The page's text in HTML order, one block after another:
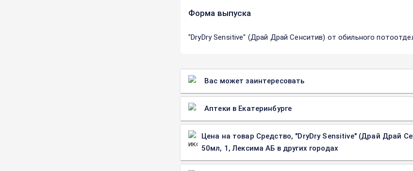
Форма выпуска
"DryDry Sensitive" (Драй Драй Сенситив) от обильного
Вас может заинтересовать
Аптеки в Екатеринбурге
Цена на товар Средство, "DryDry Sensitive" (Драй Драй
50мл, 1, Лексима АБ в других городах